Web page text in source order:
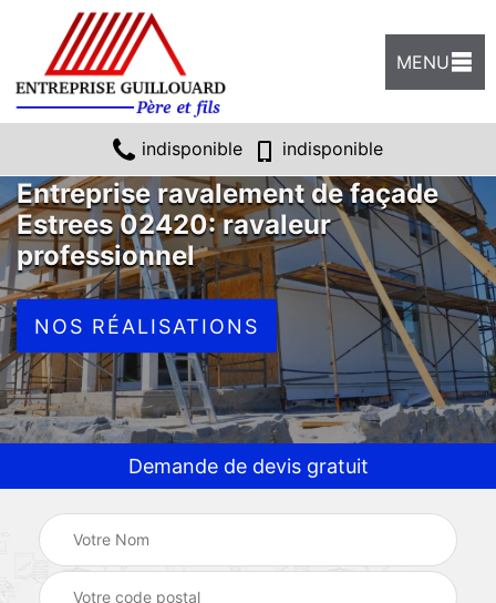
MENU
indisponible indisponible
Entreprise ravalement de façade
Estrees 02420: ravaleur
professionnel
NOS RÉALISATIONS
Demande de devis gratuit